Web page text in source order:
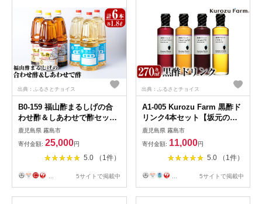
出典：ふるさとチョイス
B0-159 福山酢まるしげの合
わせ酢＆しあわせで酢セット
(計6本)甘味が強く料理を引き
立てる合わせ酢(1800ml)と合
わせ酢をベースに玄米黒酢と
根こんぶを入れたしあわせで
酢(1800ml)の黒酢セット【重
久盛一酢醸造場】 重久本舗
鹿児島県 霧島市
寄付金額: 25,000円
5.0 （1件）
... 5サイトで掲載中
出典：ふるさとチョイス
A1-005 Kurozu Farm 黒酢ド
リンク4本セット【坂元のく
ろず】霧島市 調味料 お酢 酢
ドリンク 詰め合わせ
鹿児島県 霧島市
寄付金額: 11,000円
5.0 （1件）
... 5サイトで掲載中